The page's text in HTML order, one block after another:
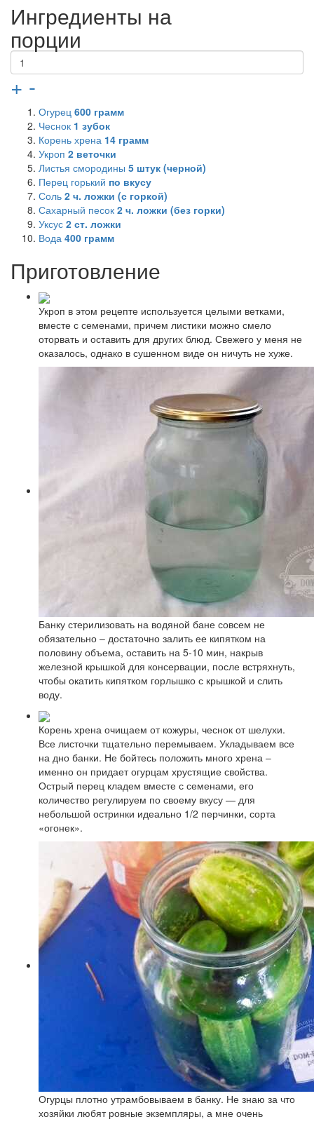
Ингредиенты на
порции
+ -
Огурец 600 грамм
Чеснок 1 зубок
Корень хрена 14 грамм
Укроп 2 веточки
Листья смородины 5 штук (черной)
Перец горький по вкусу
Соль 2 ч. ложки (с горкой)
Сахарный песок 2 ч. ложки (без горки)
Уксус 2 ст. ложки
Вода 400 грамм
Приготовление
Укроп в этом рецепте используется целыми ветками,
вместе с семенами, причем листики можно смело
оторвать и оставить для других блюд. Свежего у меня не
оказалось, однако в сушенном виде он ничуть не хуже.
Банку стерилизовать на водяной бане совсем не
обязательно – достаточно залить ее кипятком на
половину объема, оставить на 5-10 мин, накрыв
железной крышкой для консервации, после встряхнуть,
чтобы окатить кипятком горлышко с крышкой и слить
воду.
Корень хрена очищаем от кожуры, чеснок от шелухи.
Все листочки тщательно перемываем. Укладываем все
на дно банки. Не бойтесь положить много хрена –
именно он придает огурцам хрустящие свойства.
Острый перец кладем вместе с семенами, его
количество регулируем по своему вкусу — для
небольшой остринки идеально 1/2 перчинки, сорта
«огонек».
Огурцы плотно утрамбовываем в банку. Не знаю за что
хозяйки любят ровные экземпляры, а мне очень